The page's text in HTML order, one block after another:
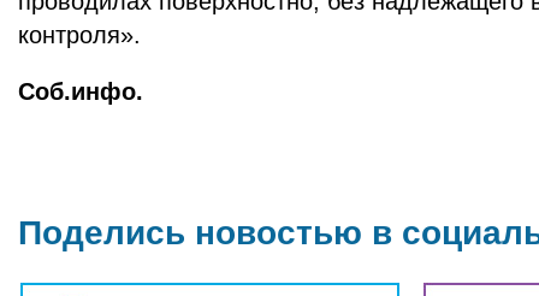
контроля».
Соб.инфо.
Поделись новостью в